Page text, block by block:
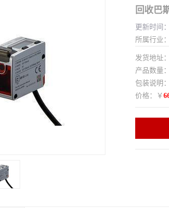
回收巴
更新时间
所属行业：
发货地址
产品数量
包装说明
价格：￥